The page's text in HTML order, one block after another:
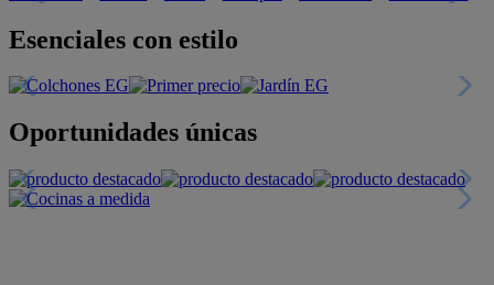
Esenciales con estilo
Oportunidades únicas